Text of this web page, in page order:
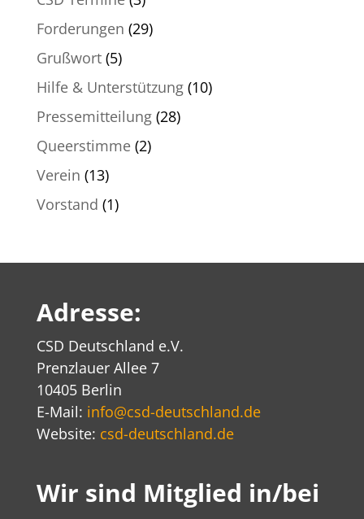
Forderungen (29)
Grußwort(5)
Hilfe & Unterstützung(10)
Pressemitteilung(28)
Queerstimme(2)
Verein (13)
Vorstand (1)
Adresse:
CSD Deutschland e.V.
Prenzlauer Allee 7
10405 Berlin
E-Mail: info@csd-deutschland.de
Website: csd-deutschland.de
Wir sind Mitglied in/bei